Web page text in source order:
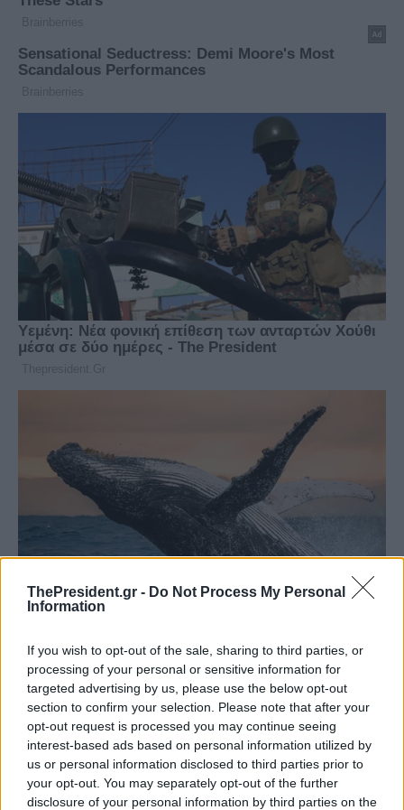
ThePresident.gr - Do Not Process My Personal
Information
If you wish to opt-out of the sale, sharing to third parties, or
processing of your personal or sensitive information for
targeted advertising by us, please use the below opt-out
section to confirm your selection. Please note that after your
opt-out request is processed you may continue seeing
interest-based ads based on personal information utilized by
us or personal information disclosed to third parties prior to
your opt-out. You may separately opt-out of the further
disclosure of your personal information by third parties on the